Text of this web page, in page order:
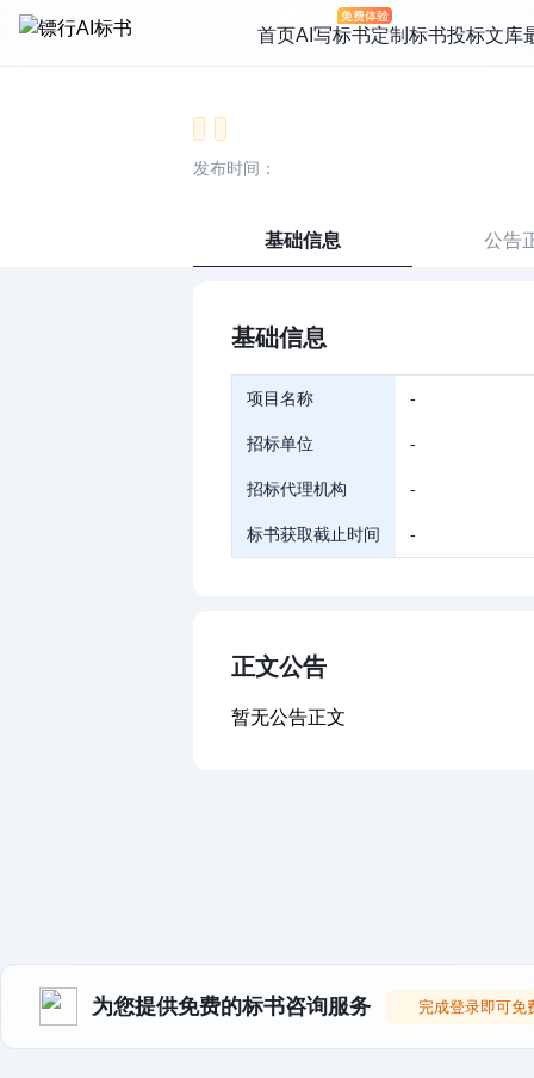
首页AI写标书定制标书投标文库
发布时间：
基础信息 公告
基础信息
项目名称 -
招标单位 -
招标代理机构 -
标书获取截止时间 -
正文公告
暂无公告正文
为您提供免费的标书咨询服务 完成登录即可免